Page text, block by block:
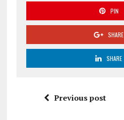
PIN
SHARE
SHARE
Previous post